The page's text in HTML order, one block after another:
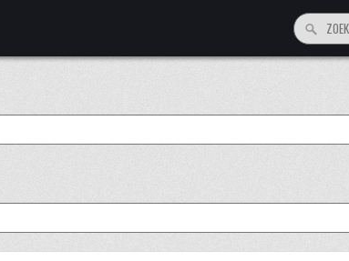
Zoeken
naar: